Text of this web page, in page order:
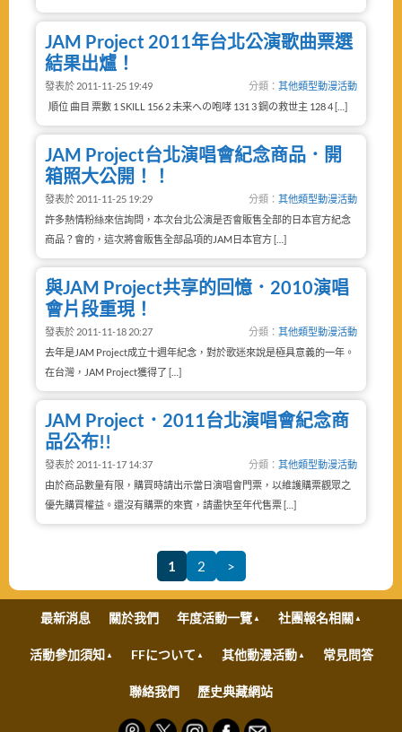
JAM Project 2011年台北公演歌曲票選
結果出爐！
發表於 2011-11-25 19:49 分類： 其他類型動漫活動
順位 曲目 票數 1 SKILL 156 2 未来への咆哮 131 3 鋼の救世主 128 4 […]
JAM Project台北演唱會紀念商品．開
箱照大公開！！
發表於 2011-11-25 19:29 分類： 其他類型動漫活動
許多熱情粉絲來信詢問，本次台北公演是否會販售全部的日本官方紀念
商品？會的，這次將會販售全部品項的JAM日本官方 […]
與JAM Project共享的回憶．2010演唱
會片段重現！
發表於 2011-11-18 20:27 分類： 其他類型動漫活動
去年是JAM Project成立十週年紀念，對於歌迷來說是極具意義的一年。
在台灣，JAM Project獲得了 […]
JAM Project．2011台北演唱會紀念商
品公布!!
發表於 2011-11-17 14:37 分類： 其他類型動漫活動
由於商品數量有限，購買時請出示當日演唱會門票，以維護購票觀眾之
優先購買權益。還沒有購票的來賓，請盡快至年代售票 […]
1 2 >
最新消息 關於我們 年度活動一覽 社團報名相關
活動參加須知 FFについて 其他動漫活動 常見問答
聯絡我們 歷史典藏網站